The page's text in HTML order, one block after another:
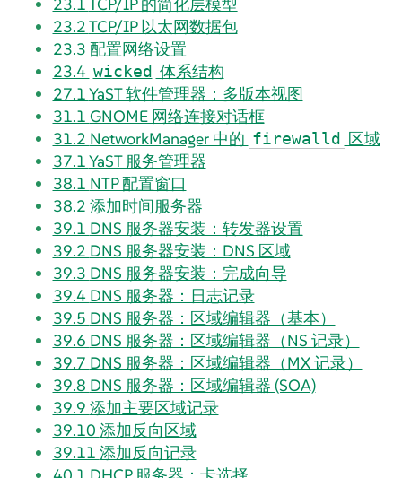
23.2TCP/IP 以太网数据包
23.3 配置网络设置
23.4 wicked 体系结构
27.1YaST 软件管理器：多版本视图
31.1 GNOME 网络连接对话框
31.2 NetworkManager 中的 firewalld 区域
37.1YaST 服务管理器
38.1 NTP 配置窗口
38.2 添加时间服务器
39.1 DNS 服务器安装：转发器设置
39.2 DNS 服务器安装：DNS 区域
39.3 DNS 服务器安装：完成向导
39.4 DNS 服务器：日志记录
39.5 DNS 服务器：区域编辑器（基本）
39.6 DNS 服务器：区域编辑器（NS 记录）
39.7 DNS 服务器：区域编辑器（MX 记录）
39.8 DNS 服务器：区域编辑器 (SOA)
39.9 添加主要区域记录
39.10 添加反向区域
39.11 添加反向记录